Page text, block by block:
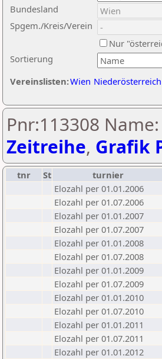
Sortierung
Bundesland
Spgem./Kreis/Verein
Nur
Vereinslisten:Wien Niederösterreich
Pnr:113308
Zeitreihe, Grafik
tnr St turnier
Elozahl per 01.01.2006
Elozahl per 01.07.2006
Elozahl per 01.01.2007
Elozahl per 01.07.2007
Elozahl per 01.01.2008
Elozahl per 01.07.2008
Elozahl per 01.01.2009
Elozahl per 01.07.2009
Elozahl per 01.01.2010
Elozahl per 01.07.2010
Elozahl per 01.01.2011
Elozahl per 01.07.2011
Elozahl per 01.01.2012